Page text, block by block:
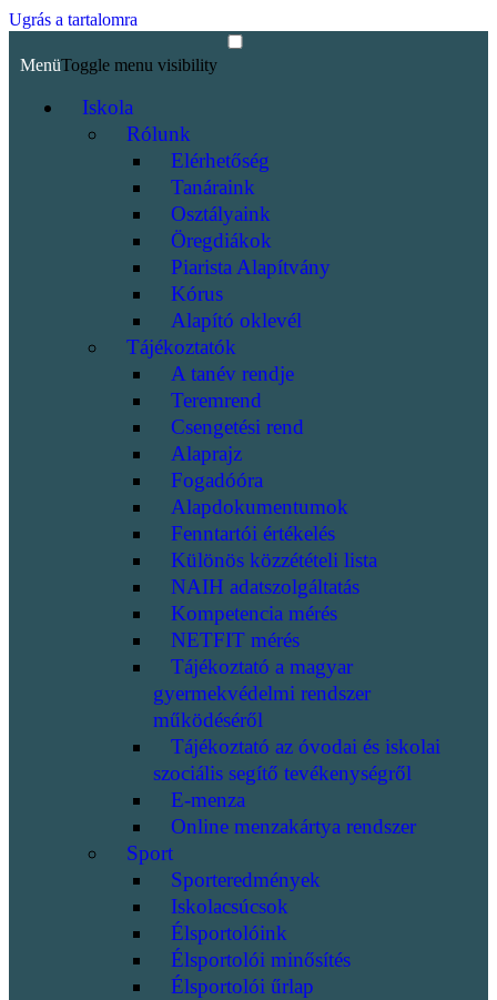
Ugrás a tartalomra
MenüToggle menu visibility
Iskola
Rólunk
Elérhetőség
Tanáraink
Osztályaink
Öregdiákok
Piarista Alapítvány
Kórus
Alapító oklevél
Tájékoztatók
A tanév rendje
Teremrend
Csengetési rend
Alaprajz
Fogadóóra
Alapdokumentumok
Fenntartói értékelés
Különös közzétételi lista
NAIH adatszolgáltatás
Kompetencia mérés
NETFIT mérés
Tájékoztató a magyar
gyermekvédelmi rendszer
működéséről
Tájékoztató az óvodai és iskolai
szociális segítő tevékenységről
E-menza
Online menzakártya rendszer
Sport
Sporteredmények
Iskolacsúcsok
Élsportolóink
Élsportolói minősítés
Élsportolói űrlap